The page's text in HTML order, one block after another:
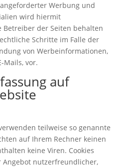
Werbung und
wird hiermit
Betreiber der Seiten behalten
Schritte im Falle der
von Werbeinformationen,
Mails, vor.
auf
teilweise so genannte
auf Ihrem Rechner keinen
keine Viren. Cookies
Angebot nutzerfreundlicher,